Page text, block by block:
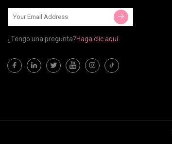
¿Tengo una pregunta?Haga clic aquí